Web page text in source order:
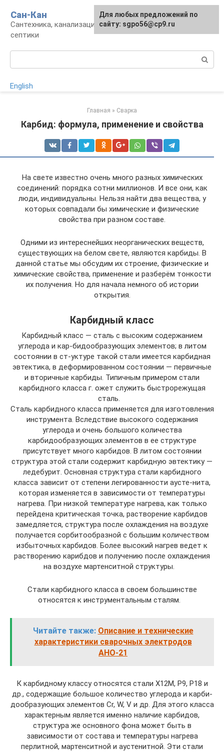
контенту
Сан-Кан
Сантехника, канализация, водопровод,
септики
English
Главная » Сварка
Карбид: формула, применение и свойства
На свете известно очень много разных химических
соединений: порядка сотни миллионов. И все они, как
люди, индивидуальны. Нельзя найти два вещества, у
которых совпадали бы химические и физические
свойства при разном составе.
Одними из интереснейших неорганических веществ,
существующих на белом свете, являются карбиды. В
данной статье мы обсудим их строение, физические и
химические свойства, применение и разберём тонкости
их получения. Но для начала немного об истории
открытия.
Карбидный класс
Карбидный класс — сталь с высоким содержанием
углерода и кар-бидообразующих элементов; в литом
состоянии в ст-уктуре такой стали имеется карбидная
эвтектика, в деформированном состоянии — первичные
и вторичные карбиды. Типичным примером стали
карбидного класса г. ожет служить быстрорежущая
сталь.
Сталь карбидного класса применяется для изготовления
инструмента. Вследствие высокого содержания
углерода и очень большого количества
карбидообразующих элементов в ее структуре
присутствует много карбидов. В литом состоянии
структура этой стали содержит карбидную эвтектику —
ледебурит. Основная структура стали карбидного
класса зависит от степени легированности аусте-нита,
которая изменяется в зависимости от температуры
нагрева. При низкой температуре нагрева, как только
перейдена критическая точка, растворение карбидов
замедляется, структура после охлаждения на воздухе
получается сорбитообразной с большим количеством
избыточных карбидов. Более высокий нагрев ведет к
растворению карибдов и получению после охлаждения
на воздухе мартенситной структуры.
Стали карбидного класса в своем большинстве
относятся к инструментальным сталям.
Читайте также: Описание и технические
характеристики сварочных электродов
АНО-21
К карбидному классу относятся стали Х12М, Р9, Р18 и
др., содержащие большое количество углерода и карби-
дообразующих элементов Cr, W, V и др. Для этого класса
характерным является именно наличие карбидов,
структура же основного фона может быть в
зависимости от состава и температуры нагрева
перлитной, мартенситной и аустенитной. Эти стали
Для любых предложений по
сайту: sgpo56@cp9.ru